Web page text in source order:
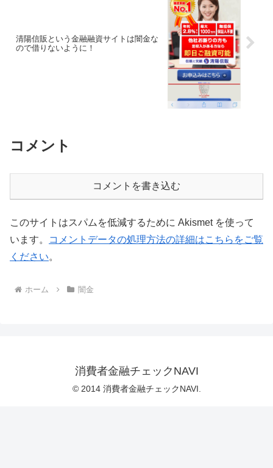
清陽信販という金融融資サイトは闇金な
ので借りないように！
コメント
コメントを書き込む
このサイトはスパムを低減するために Akismet を使って
います。
コメントデータの処理方法の詳細はこちらをご覧
ください。
ホーム 闇金
消費者金融チェックNAVI
© 2014 消費者金融チェックNAVI.